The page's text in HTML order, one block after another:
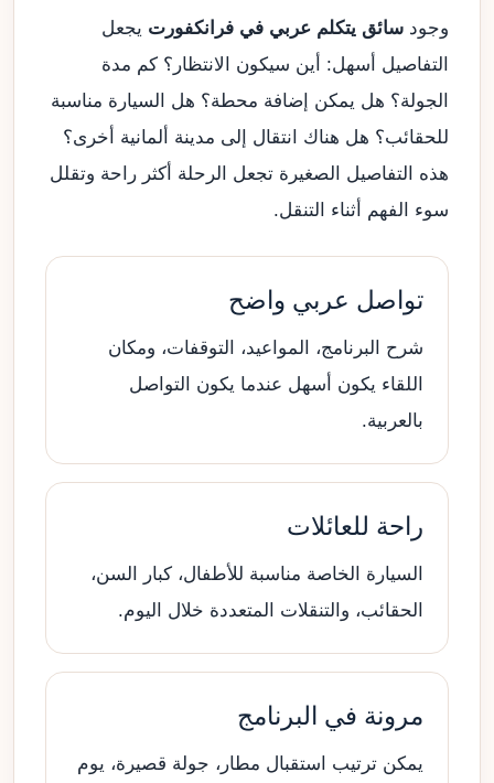
وجود سائق يتكلم عربي في فرانكفورت يجعل
التفاصيل أسهل: أين سيكون الانتظار؟ كم مدة
الجولة؟ هل يمكن إضافة محطة؟ هل السيارة مناسبة
للحقائب؟ هل هناك انتقال إلى مدينة ألمانية أخرى؟
هذه التفاصيل الصغيرة تجعل الرحلة أكثر راحة وتقلل
سوء الفهم أثناء التنقل.
تواصل عربي واضح
شرح البرنامج، المواعيد، التوقفات، ومكان
اللقاء يكون أسهل عندما يكون التواصل
بالعربية.
راحة للعائلات
السيارة الخاصة مناسبة للأطفال، كبار السن،
الحقائب، والتنقلات المتعددة خلال اليوم.
مرونة في البرنامج
يمكن ترتيب استقبال مطار، جولة قصيرة، يوم